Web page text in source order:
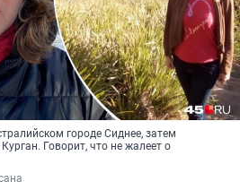
городе Сиднее, затем
Говорит, что не жалеет о